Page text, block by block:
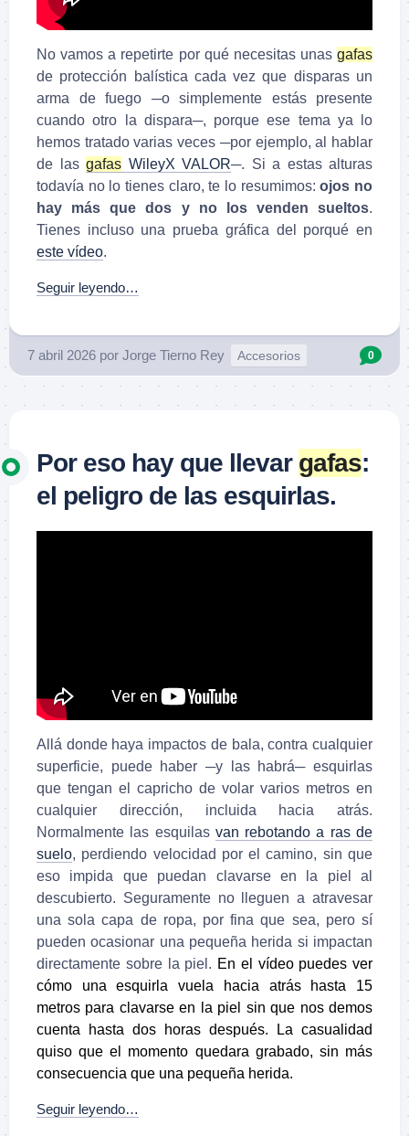
No vamos a repetirte por qué necesitas unas gafas
de protección balística cada vez que disparas un
arma de fuego ─o simplemente estás presente
cuando otro la dispara─, porque ese tema ya lo
hemos tratado varias veces ─por ejemplo, al hablar
de las gafas WileyX VALOR─. Si a estas alturas
todavía no lo tienes claro, te lo resumimos:ojos no
hay más que dos y no los venden sueltos.
Tienes incluso una prueba gráfica del porqué en
este vídeo.
Seguir leyendo…
7 abril 2026 por Jorge Tierno Rey Accesorios 0
Por eso hay que llevar gafas:
el peligro de las esquirlas.
Allá donde haya impactos de bala, contra cualquier
superficie, puede haber ─y las habrá─ esquirlas
que tengan el capricho de volar varios metros en
cualquier dirección, incluida hacia atrás.
Normalmente las esquilas van rebotando a ras de
suelo, perdiendo velocidad por el camino, sin que
eso impida que puedan clavarse en la piel al
descubierto. Seguramente no lleguen a atravesar
una sola capa de ropa, por fina que sea, pero sí
pueden ocasionar una pequeña herida si impactan
directamente sobre la piel. En el vídeo puedes ver
cómo una esquirla vuela hacia atrás hasta 15
metros para clavarse en la piel sin que nos demos
cuenta hasta dos horas después. La casualidad
quiso que el momento quedara grabado, sin más
consecuencia que una pequeña herida.
Seguir leyendo…